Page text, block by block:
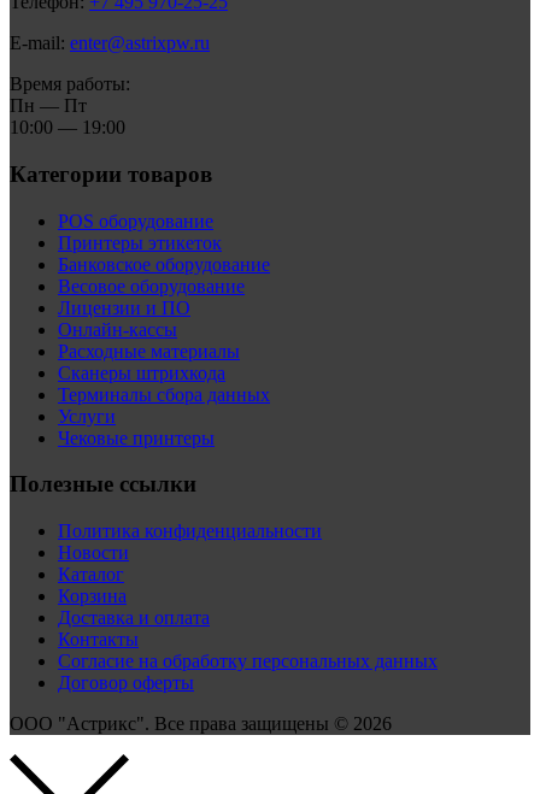
E-mail: enter@astrixpw.ru
Время работы:
Пн — Пт
10:00 — 19:00
Категории товаров
POS оборудование
Принтеры этикеток
Банковское оборудование
Весовое оборудование
Лицензии и ПО
Онлайн-кассы
Расходные материалы
Сканеры штрихкода
Терминалы сбора данных
Услуги
Чековые принтеры
Полезные ссылки
Политика конфиденциальности
Новости
Каталог
Корзина
Доставка и оплата
Контакты
Согласие на обработку персональных данных
Договор оферты
ООО "Астрикс". Все права защищены © 2026